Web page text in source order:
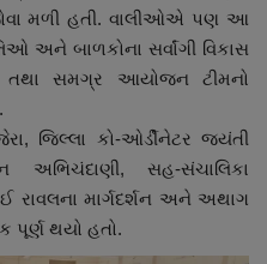
મળી હતી. વાલીઓએ પણ આ
અને બાળકોના સર્વાંગી વિકાસ
તથા સમગ્ર આયોજન ટીમનો
જિલ્લા કો-ઓર્ડીનેટર જયંતી
અભિચંદાણી, સહ-સંચાલિકા
રાવલના માર્ગદર્શન અને અથાગ
પૂર્ણ થયો હતો.